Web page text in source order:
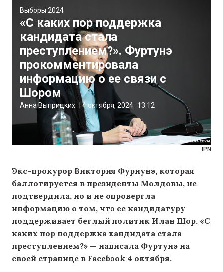
IPN
Выборы 2024
«С каких пор поддержка
кандидата стала
преступлением?». Фуртунэ
прокомментировала
информацию о ее связи с
Шором
Анна Выприцких 4 октября, 2024 13:12
Экс-прокурор Виктория Фурнунэ, которая
баллотируется в президенты Молдовы, не
подтвердила, но и не опровергла
информацию о том, что ее кандидатуру
поддерживает беглый политик Илан Шор. «С
каких пор поддержка кандидата стала
преступлением?» — написала Фуртунэ на
своей странице в Facebook 4 октября.